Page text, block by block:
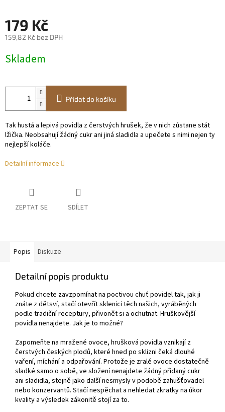
179 Kč
159,82 Kč bez DPH
cena:
Skladem
Přidat do košíku
Tak hustá a lepivá povidla z čerstvých hrušek, že v nich zůstane stát
lžička. Neobsahují žádný cukr ani jiná sladidla a upečete s nimi nejen ty
nejlepší koláče.
Detailní informace
ZEPTAT SE SDÍLET
Popis Diskuze
Detailní popis produktu
Pokud chcete zavzpomínat na poctivou chuť povidel tak, jak ji
znáte z dětsví, stačí otevřít sklenici těch našich, vyráběných
podle tradiční receptury, přivonět si a ochutnat. Hruškovější
povidla nenajdete. Jak je to možné?
Zapomeňte na mražené ovoce, hrušková povidla vznikají z
čerstvých českých plodů, které hned po sklizni čeká dlouhé
vaření, míchání a odpařování. Protože je zralé ovoce dostatečně
sladké samo o sobě, ve složení nenajdete žádný přidaný cukr
ani sladidla, stejně jako další nesmysly v podobě zahušťovadel
nebo konzervantů. Stačí nespěchat a nehledat zkratky na úkor
kvality a výsledek zákonitě stojí za to.